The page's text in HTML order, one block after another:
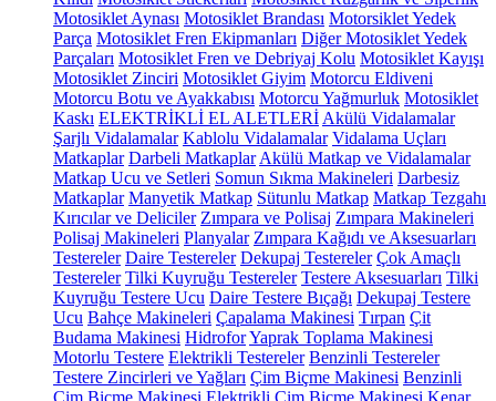
Motosiklet Aynası Motosiklet Brandası Motorsiklet Yedek
Parça Motosiklet Fren Ekipmanları Diğer Motosiklet Yedek
Parçaları Motosiklet Fren ve Debriyaj Kolu Motosiklet Kayışı
Motosiklet Zinciri Motosiklet Giyim Motorcu Eldiveni
Motorcu Botu ve Ayakkabısı Motorcu Yağmurluk Motosiklet
Kaskı ELEKTRİKLİ EL ALETLERİ Akülü Vidalamalar
Şarjlı Vidalamalar Kablolu Vidalamalar Vidalama Uçları
Matkaplar Darbeli Matkaplar Akülü Matkap ve Vidalamalar
Matkap Ucu ve Setleri Somun Sıkma Makineleri Darbesiz
Matkaplar Manyetik Matkap Sütunlu Matkap Matkap Tezgahı
Kırıcılar ve Deliciler Zımpara ve Polisaj Zımpara Makineleri
Polisaj Makineleri Planyalar Zımpara Kağıdı ve Aksesuarları
Testereler Daire Testereler Dekupaj Testereler Çok Amaçlı
Testereler Tilki Kuyruğu Testereler Testere Aksesuarları Tilki
Kuyruğu Testere Ucu Daire Testere Bıçağı Dekupaj Testere
Ucu Bahçe Makineleri Çapalama Makinesi Tırpan Çit
Budama Makinesi HidroforYaprak Toplama Makinesi
Motorlu Testere Elektrikli Testereler Benzinli Testereler
Testere Zincirleri ve Yağları Çim Biçme Makinesi Benzinli
Çim Biçme Makinesi Elektrikli Çim Biçme Makinesi Kenar